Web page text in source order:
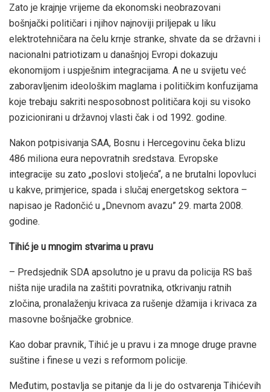
Zato je krajnje vrijeme da ekonomski neobrazovani
bošnjački političari i njihov najnoviji priljepak u liku
elektrotehničara na čelu krnje stranke, shvate da se državni i
nacionalni patriotizam u današnjoj Evropi dokazuju
ekonomijom i uspješnim integracijama. A ne u svijetu već
zaboravljenim ideološkim maglama i političkim konfuzijama
koje trebaju sakriti nesposobnost političara koji su visoko
pozicionirani u državnoj vlasti čak i od 1992. godine.
Nakon potpisivanja SAA, Bosnu i Hercegovinu čeka blizu
486 miliona eura nepovratnih sredstava. Evropske
integracije su zato „poslovi stoljeća“, a ne brutalni lopovluci
u kakve, primjerice, spada i slučaj energetskog sektora –
napisao je Radončić u „Dnevnom avazu” 29. marta 2008.
godine.
Tihić je u mnogim stvarima u pravu
– Predsjednik SDA apsolutno je u pravu da policija RS baš
ništa nije uradila na zaštiti povratnika, otkrivanju ratnih
zločina, pronalaženju krivaca za rušenje džamija i krivaca za
masovne bošnjačke grobnice.
Kao dobar pravnik, Tihić je u pravu i za mnoge druge pravne
suštine i finese u vezi s reformom policije.
Međutim, postavlja se pitanje da li je do ostvarenja Tihićevih